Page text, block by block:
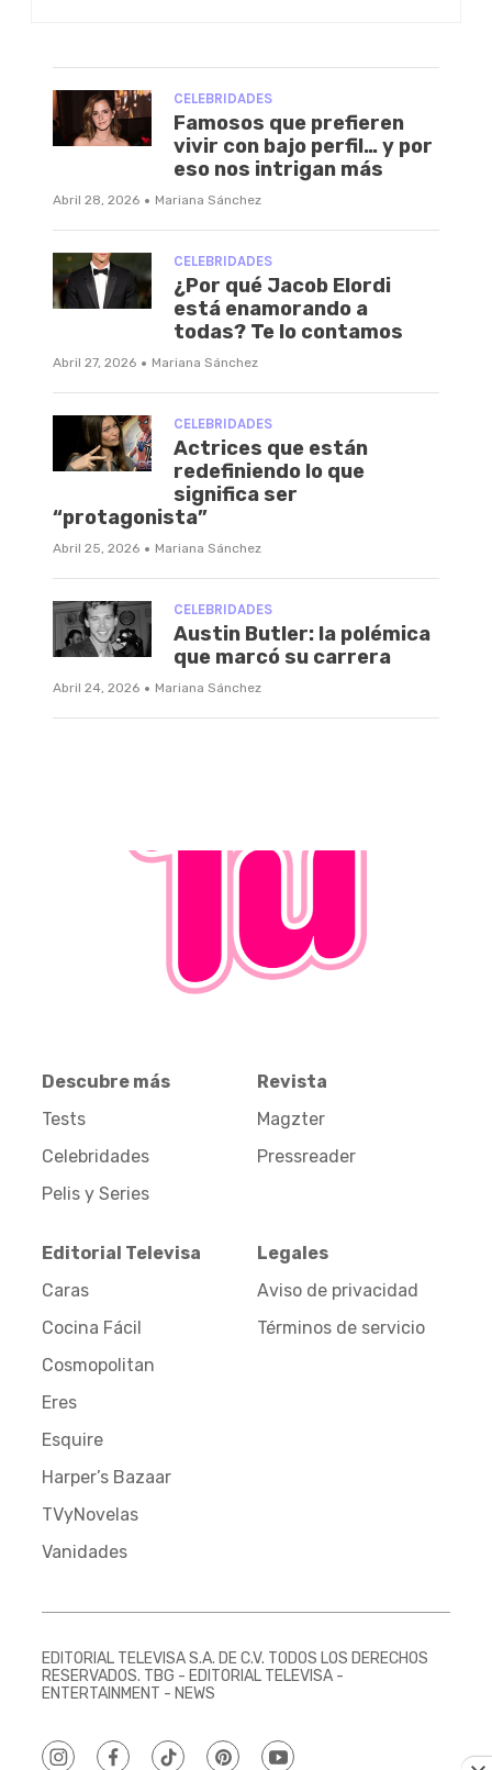
CELEBRIDADES
Famosos que prefieren
vivir con bajo perfil… y por
eso nos intrigan más
Abril 28, 2026 · Mariana Sánchez
CELEBRIDADES
¿Por qué Jacob Elordi
está enamorando a
todas? Te lo contamos
Abril 27, 2026 · Mariana Sánchez
CELEBRIDADES
Actrices que están
redefiniendo lo que
significa ser
“protagonista”
Abril 25, 2026 · Mariana Sánchez
CELEBRIDADES
Austin Butler: la polémica
que marcó su carrera
Abril 24, 2026 · Mariana Sánchez
Descubre más
Tests
Celebridades
Pelis y Series
Revista
Magzter
Pressreader
Editorial Televisa
Caras
Cocina Fácil
Cosmopolitan
Eres
Esquire
Harper’s Bazaar
TVyNovelas
Vanidades
Legales
Aviso de privacidad
Términos de servicio
EDITORIAL TELEVISA S.A. DE C.V. TODOS LOS DERECHOS
RESERVADOS. TBG - EDITORIAL TELEVISA -
ENTERTAINMENT - NEWS